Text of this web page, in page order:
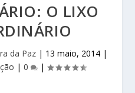
O LIXO
da Paz | 13 maio, 2014 |
| 0 |